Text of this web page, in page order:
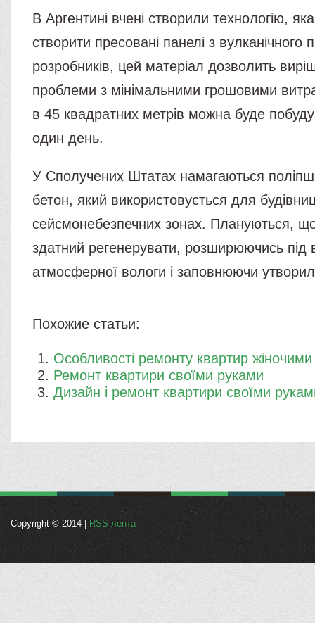
В Аргентині вчені створили технологію,
створити пресовані панелі з
розробників, цей матеріал дозволить
проблеми з мінімальними грошовими
в 45 квадратних метрів можна буде
один день.
У Сполучених Штатах намагаються
бетон, який використовується для
сейсмонебезпечних зонах. Плануються,
здатний регенерувати, розширюючись під
атмосферної вологи і заповнюючи
Похожие статьи:
​Особливості ремонту квартир
Ремонт квартири своїми руками
Дизайн і ремонт квартири своїми
Copyright © 2014 | RSS-лента